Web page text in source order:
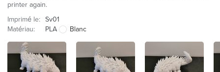
printer again.
Imprimé le: Sv01
Matériau:
PLA Blanc